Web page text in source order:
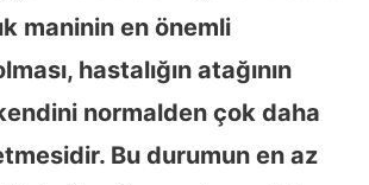
maninin en önemli
hastalığın atağının
normalden çok daha
Bu durumun en az